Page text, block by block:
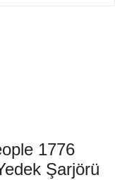
1776
Şarjörü